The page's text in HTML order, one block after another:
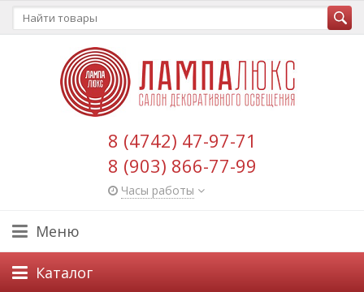
8 (4742) 47-97-71
8 (903) 866-77-99
Часы работы
Меню
Каталог